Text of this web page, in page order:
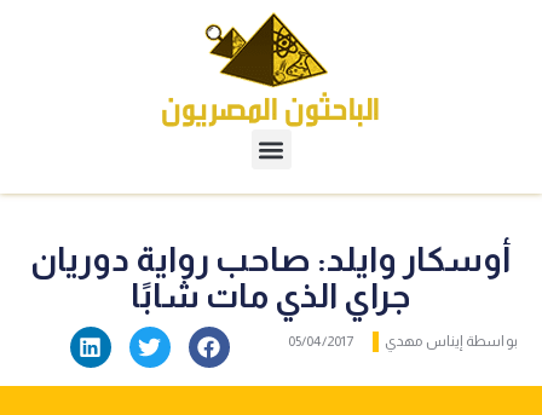
أوسكار وايلد: صاحب رواية دوريان
جراي الذي مات شابًا
بواسطة إيناس مهدي 05/04/2017